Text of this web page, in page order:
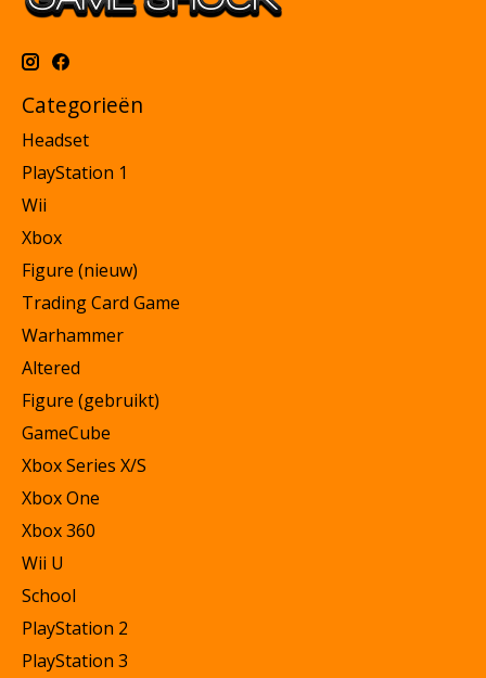
Categorieën
Headset
PlayStation 1
Wii
Xbox
Figure (nieuw)
Trading Card Game
Warhammer
Altered
Figure (gebruikt)
GameCube
Xbox Series X/S
Xbox One
Xbox 360
Wii U
School
PlayStation 2
PlayStation 3